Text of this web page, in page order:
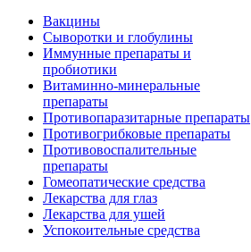
Вакцины
Сыворотки и глобулины
Иммунные препараты и
пробиотики
Витаминно-минеральные
препараты
Противопаразитарные препараты
Противогрибковые препараты
Противовоспалительные
препараты
Гомеопатические средства
Лекарства для глаз
Лекарства для ушей
Успокоительные средства